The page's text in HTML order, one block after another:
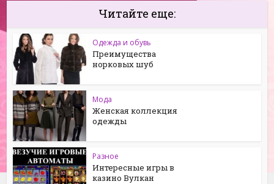
Читайте еще:
Одежда и обувь
Преимущества
норковых шуб
Мода
Женская коллекция
одежды
Разное
Интересные игры в
казино Вулкан